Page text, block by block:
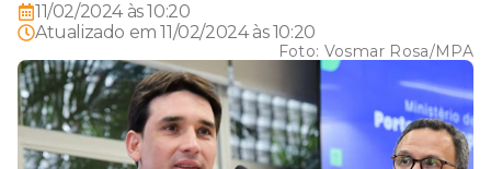
11/02/2024 às 10:20
Atualizado em11/02/2024 às 10:20
Foto: Vosmar Rosa/MPA